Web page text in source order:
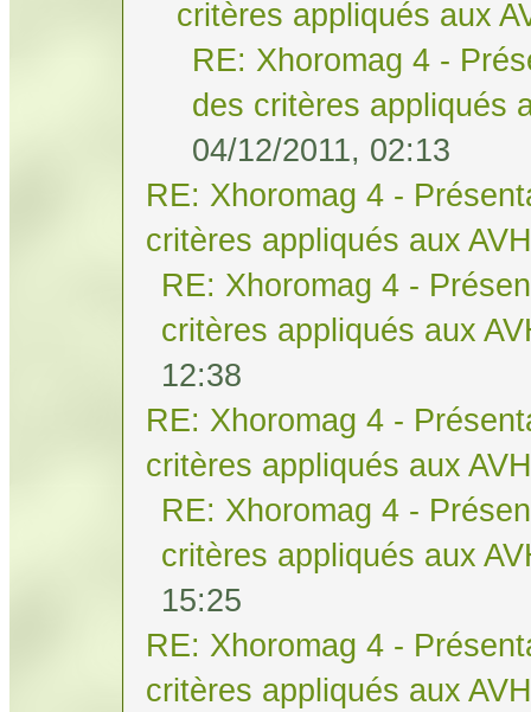
critères appliqués aux
RE: Xhoromag 4 -
des critères appliqués
04/12/2011, 02:13
RE: Xhoromag 4 -
critères appliqués aux AVH
RE: Xhoromag 4 -
critères appliqués aux
12:38
RE: Xhoromag 4 -
critères appliqués aux AVH
RE: Xhoromag 4 -
critères appliqués aux
15:25
RE: Xhoromag 4 -
critères appliqués aux AVH